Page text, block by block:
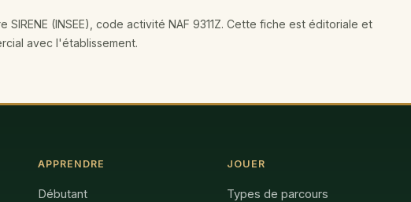
SIRENE (INSEE), code activité NAF 9311Z. Cette fiche est éditoriale et
avec l'établissement.
APPRENDRE
Débutant
JOUER
Types de parcours